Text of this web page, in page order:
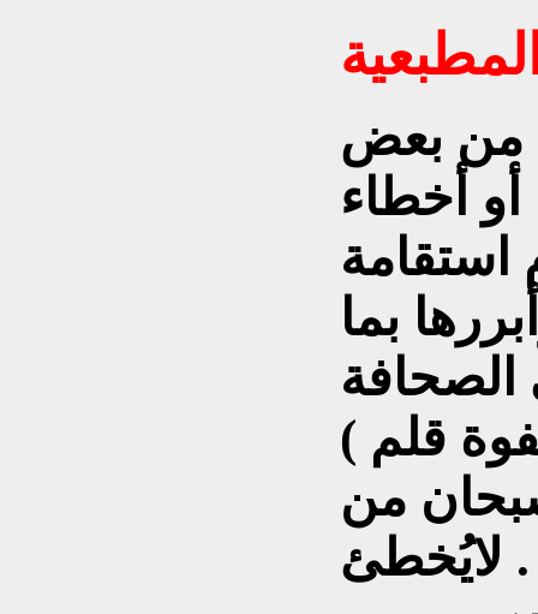
من بعض
أخطاء
استقامة
بما
قلم )
من
لايُخطئ .